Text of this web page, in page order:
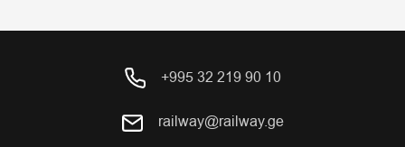
+995 32 219 90 10
railway@railway.ge